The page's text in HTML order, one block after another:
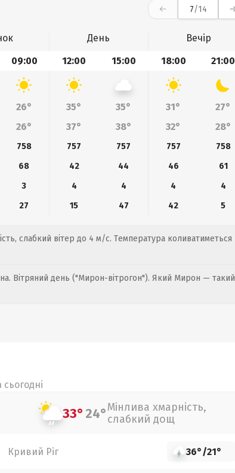
7/14
День
Вечір
09:00 12:00 15:00 18:00 21:00
26° 35° 35° 31°
27°
26° 37° 38° 32° 28°
758 757 757 757
758
68 42 44 46
61
3 4 4 4
4
27 15 47 42 5
слабкий вітер до 4 м/с. Температура коливатиметься
Вітряний день ("Мирон-вітрогон"). Який Мирон — такий
33°24°Мінлива хмарність,
слабкий дощ
Кривий Ріг 36°/21°